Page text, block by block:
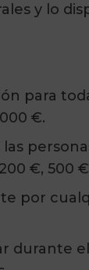
y lo
para
€.
€, 500 €
por
durante